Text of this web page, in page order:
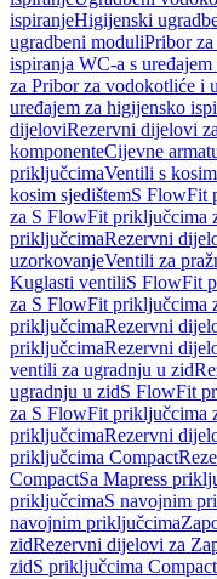
ispiranjeHigijenski
ugradbeni moduliPribor
ispiranja WC-a s
za Pribor za vodokotliće i
uređajem za higijensko
dijeloviRezervni dijelovi
komponenteCijevne
priključcimaVentili s
kosim sjedištemS FlowFit
za S FlowFit priključcima
priključcimaRezervni
uzorkovanjeVentili za
Kuglasti ventiliS FlowFit
za S FlowFit priključcima
priključcimaRezervni
priključcimaRezervni
ventili za ugradnju u zid
ugradnju u zidS FlowFit
za S FlowFit priključcima
priključcimaRezervni
priključcima Compact
CompactSa Mapress
priključcimaS navojnim
navojnim priključcima
zidRezervni dijelovi za
zidS priključcima Compact